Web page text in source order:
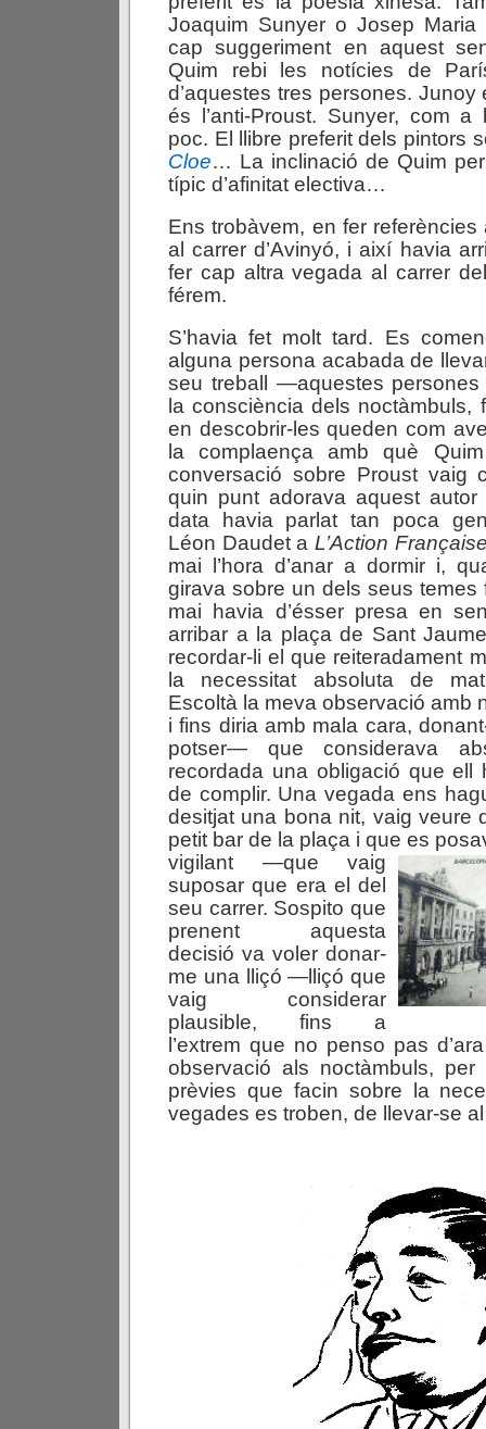
Joaquim Sunyer o Josep
cap suggeriment en aquest
Quim rebi les notícies de
d’aquestes tres persones.
és l’anti-Proust. Sunyer, com a
poc. El llibre preferit dels pintors
Cloe… La inclinació de Quim
típic d’afinitat electiva…
Ens trobàvem, en fer referències
al carrer d’Avinyó, i així havia
fer cap altra vegada al carrer
férem.
S’havia fet molt tard. Es
alguna persona acabada de
seu treball —aquestes persones
la consciència dels noctàmbuls,
en descobrir-les queden com
la complaença amb què
conversació sobre Proust vaig
quin punt adorava aquest
data havia parlat tan poca
Léon Daudet aL’Action
mai l’hora d’anar a dormir i,
girava sobre un dels seus temes
mai havia d’ésser presa en
arribar a la plaça de Sant
recordar-li el que reiteradament
la necessitat absoluta de
Escoltà la meva observació amb
i fins diria amb mala cara,
potser— que considerava
recordada una obligació que ell
de complir. Una vegada ens
desitjat una bona nit, vaig veure
petit bar de la plaça i que es
vigilant —que vaig
suposar que era el del
seu carrer. Sospito que
prenent aquesta
decisió va voler donar-
me una lliçó —lliçó que
vaig considerar
plausible, fins a
l’extrem que no penso pas
observació als noctàmbuls, per
prèvies que facin sobre la
vegades es troben, de llevar-se